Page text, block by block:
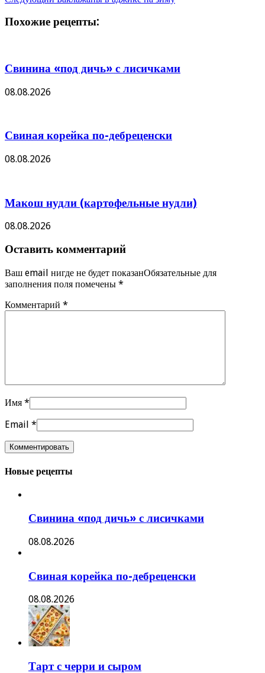
Похожие рецепты:
Свинина «под дичь» с лисичками
08.08.2026
Свиная корейка по-дебреценски
08.08.2026
Макош нудли (картофельные нудли)
08.08.2026
Оставить комментарий
Ваш email нигде не будет показанОбязательные для
заполнения поля помечены *
Комментарий *
Имя *
Email *
Новые рецепты
Свинина «под дичь» с лисичками
08.08.2026
Свиная корейка по-дебреценски
08.08.2026
Тарт с черри и сыром